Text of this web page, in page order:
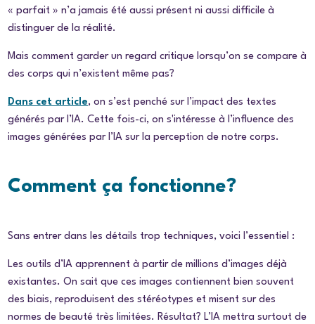
« parfait » n’a jamais été aussi présent ni aussi difficile à
distinguer de la réalité.
Mais comment garder un regard critique lorsqu’on se compare à
des corps qui n’existent même pas?
Dans cet article, on s’est penché sur l’impact des textes
générés par l’IA. Cette fois-ci, on s'intéresse à l’influence des
images générées par l’IA sur la perception de notre corps.
Comment ça fonctionne?
Sans entrer dans les détails trop techniques, voici l’essentiel :
Les outils d’IA apprennent à partir de millions d’images déjà
existantes. On sait que ces images contiennent bien souvent
des biais, reproduisent des stéréotypes et misent sur des
normes de beauté très limitées. Résultat? L’IA mettra surtout de